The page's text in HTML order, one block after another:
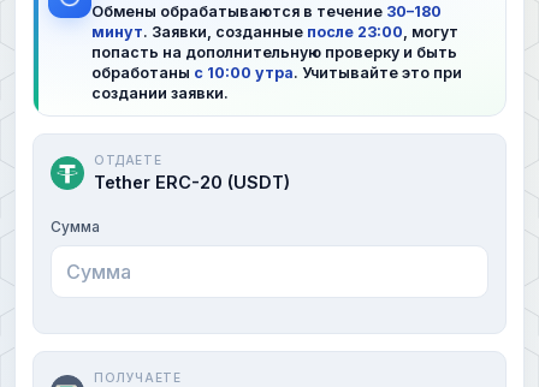
Обмены обрабатываются в течение 30–180
минут. Заявки, созданные после 23:00 , могут
попасть на дополнительную проверку и быть
обработаны с 10:00 утра. Учитывайте это при
создании заявки.
ОТДАЕТЕ
Tether ERC-20 (USDT)
Сумма
ПОЛУЧАЕТЕ